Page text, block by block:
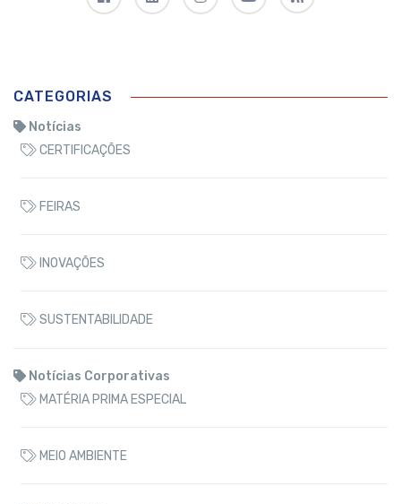
CATEGORIAS
Notícias
CERTIFICAÇÕES
FEIRAS
INOVAÇÕES
SUSTENTABILIDADE
Notícias Corporativas
MATÉRIA PRIMA ESPECIAL
MEIO AMBIENTE